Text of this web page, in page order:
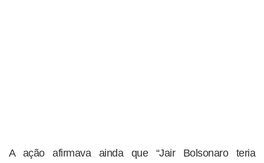
A ação afirmava ainda que “Jair Bolsonaro teria